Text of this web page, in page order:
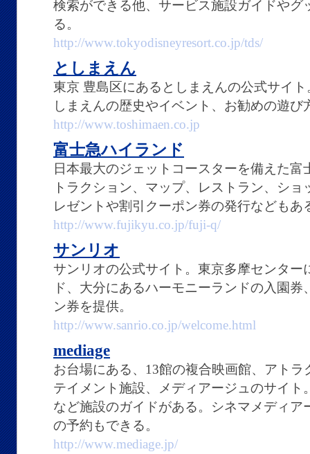
検索ができる他、サービス施設ガイドやグ
る。
http://www.tokyodisneyresort.co.jp/tds/
としまえん
東京 豊島区にあるとしまえんの公式サイ
しまえんの歴史やイベント、お勧めの遊び
http://www.toshimaen.co.jp
富士急ハイランド
日本最大のジェットコースターを備えた
トラクション、マップ、レストラン、シ
レゼントや割引クーポン券の発行などもあ
http://www.fujikyu.co.jp/fuji-q/
サンリオ
サンリオの公式サイト。東京多摩センター
ド、大分にあるハーモニーランドの入園
ン券を提供。
http://www.sanrio.co.jp/welcome.html
mediage
お台場にある、13館の複合映画館、アト
テイメント施設、メディアージュのサイ
など施設のガイドがある。シネマメディ
の予約もできる。
http://www.mediage.jp/